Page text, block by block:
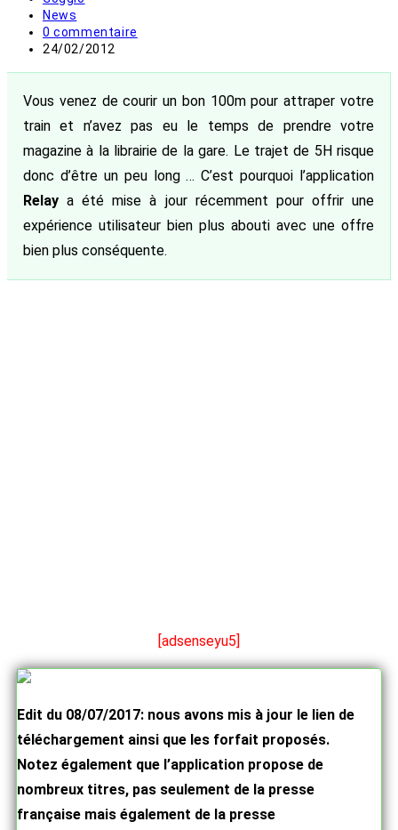
de
la
publication :
Post
category:
News
Commentaires
de
0 commentaire
Publication
24/02/2012
Vous venez de courir un bon 100m pour attraper votre
train et n’avez pas eu le temps de prendre votre
magazine à la librairie de la gare. Le trajet de 5H risque
donc d’être un peu long … C’est pourquoi l’application
Relay a été mise à jour récemment pour offrir une
expérience utilisateur bien plus abouti avec une offre
bien plus conséquente.
[adsenseyu5]
Edit du 08/07/2017: nous avons mis à jour le lien de
téléchargement ainsi que les forfait proposés.
Notez également que l’application propose de
nombreux titres, pas seulement de la presse
française mais également de la presse